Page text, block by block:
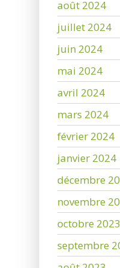
août 2024
juillet 2024
juin 2024
mai 2024
avril 2024
mars 2024
février 2024
janvier 2024
décembre
novembre
octobre 2023
septembre